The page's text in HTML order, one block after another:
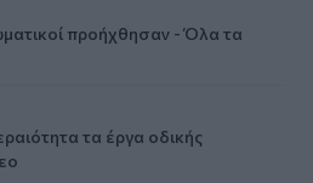
προήχθησαν - Όλα τα
τα έργα οδικής